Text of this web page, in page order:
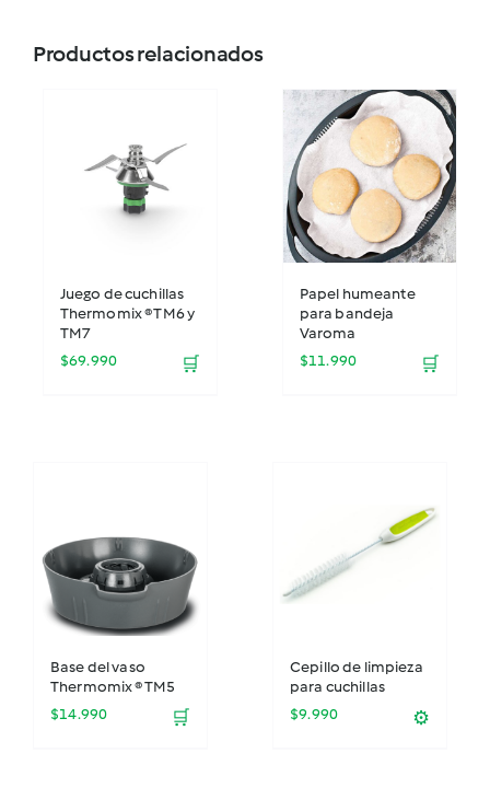
Productos relacionados
Juego de cuchillas
Thermomix ® TM6 y
TM7
$69.990 🛒
Papel humeante
para bandeja
Varoma
$11.990 🛒
Base del vaso
Thermomix ® TM5
$14.990 🛒
Cepillo de limpieza
para cuchillas
$9.990 ⚙️